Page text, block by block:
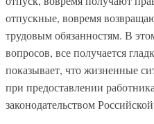
отпускные, вовремя
трудовым обязанностям. В
вопросов, все получается
показывает, что жизненные
при предоставлении
законодательством